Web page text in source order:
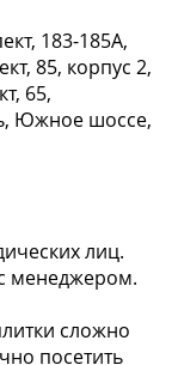
183-185А,
85, корпус 2,
65,
Южное шоссе,
лиц.
менеджером.
сложно
посетить